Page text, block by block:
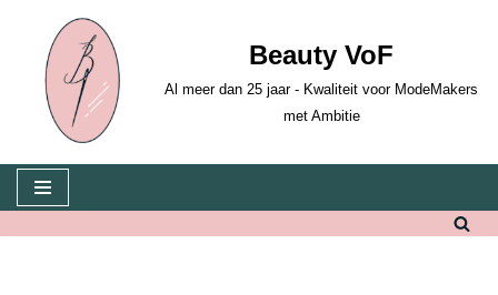
Skip
content
Beauty VoF
Al meer dan 25 jaar - Kwaliteit voor ModeMakers
met Ambitie